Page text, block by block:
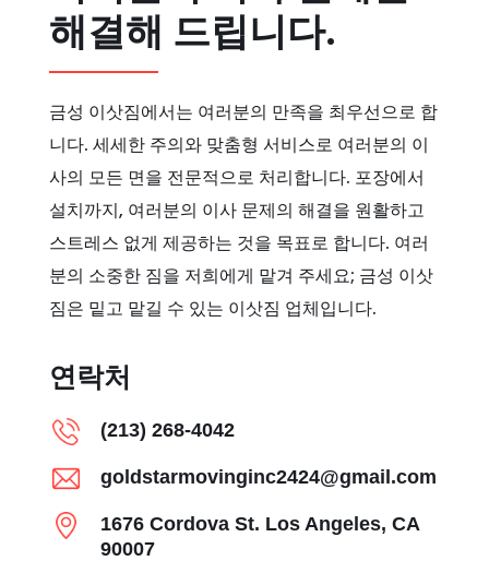
해결해 드립니다.
금성 이삿짐에서는 여러분의 만족을 최우선으로 합
니다. 세세한 주의와 맞춤형 서비스로 여러분의 이
사의 모든 면을 전문적으로 처리합니다. 포장에서
설치까지, 여러분의 이사 문제의 해결을 원활하고
스트레스 없게 제공하는 것을 목표로 합니다. 여러
분의 소중한 짐을 저희에게 맡겨 주세요; 금성 이삿
짐은 밑고 맡길 수 있는 이삿짐 업체입니다.
연락처
(213) 268-4042
goldstarmovinginc2424@gmail.com
1676 Cordova St. Los Angeles, CA
90007